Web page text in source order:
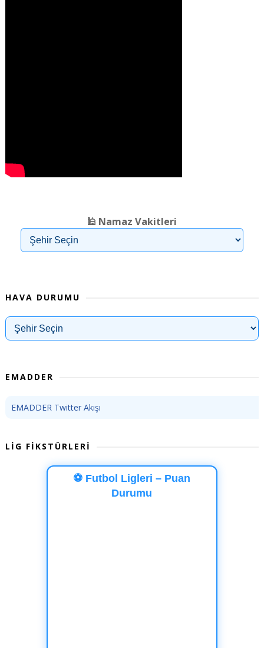
🕌 Namaz Vakitleri
HAVA DURUMU
EMADDER
EMADDER Twitter Akışı
LİG FİKSTÜRLERİ
⚽ Futbol Ligleri – Puan
Durumu